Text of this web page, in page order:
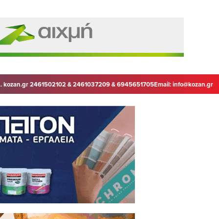
kozan.gr 2461502102 & 2461037209 & 6945651705Email:info@kozan.gr